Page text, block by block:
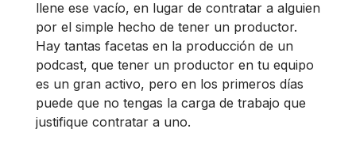
llene ese vacío, en lugar de contratar a alguien
por el simple hecho de tener un productor.
Hay tantas facetas en la producción de un
podcast, que tener un productor en tu equipo
es un gran activo, pero en los primeros días
puede que no tengas la carga de trabajo que
justifique contratar a uno.